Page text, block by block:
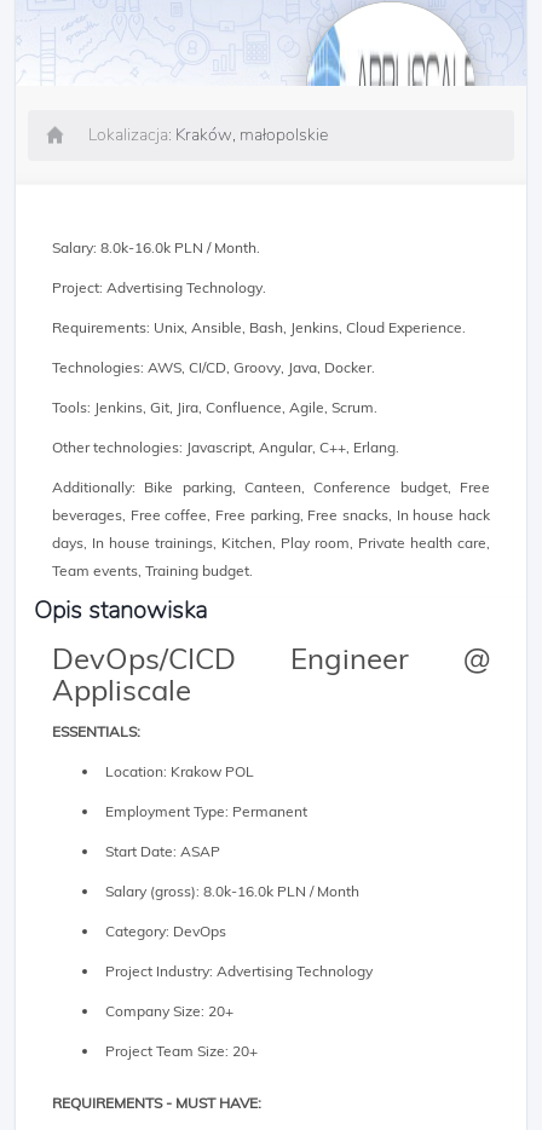
Lokalizacja: Kraków, małopolskie
Salary: 8.0k-16.0k PLN / Month.
Project: Advertising Technology.
Requirements: Unix, Ansible, Bash, Jenkins, Cloud Experience.
Technologies: AWS, CI/CD, Groovy, Java, Docker.
Tools: Jenkins, Git, Jira, Confluence, Agile, Scrum.
Other technologies: Javascript, Angular, C++, Erlang.
Additionally: Bike parking, Canteen, Conference budget, Free
beverages, Free coffee, Free parking, Free snacks, In house hack
days, In house trainings, Kitchen, Play room, Private health care,
Team events, Training budget.
Opis stanowiska
DevOps/CICD Engineer @
Appliscale
ESSENTIALS:
Location: Krakow POL
Employment Type: Permanent
Start Date: ASAP
Salary (gross): 8.0k-16.0k PLN / Month
Category: DevOps
Project Industry: Advertising Technology
Company Size: 20+
Project Team Size: 20+
REQUIREMENTS - MUST HAVE: